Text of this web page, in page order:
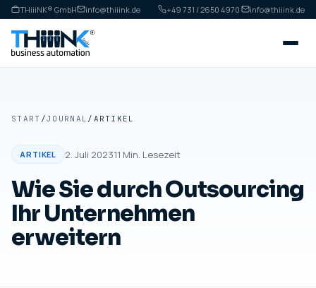
THiiiNK® GmbH info@thiiink.de +49 731 / 2650 4970· info@thiiink.de
START /JOURNAL / ARTIKEL
ARTIKEL 2. Juli 202311 Min. Lesezeit
Wie Sie durch Outsourcing
Ihr Unternehmen
erweitern